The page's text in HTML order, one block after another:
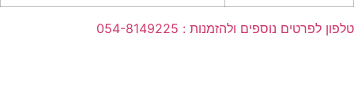
טלפון לפרטים נוספים ולהזמנות : 054-8149225